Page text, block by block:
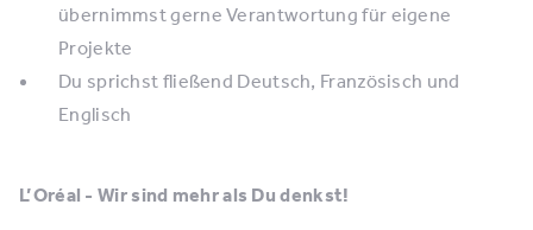
übernimmst gerne Verantwortung für eigene
Projekte
Du sprichst fließend Deutsch, Französisch und
Englisch
L’Oréal - Wir sind mehr als Du denkst!